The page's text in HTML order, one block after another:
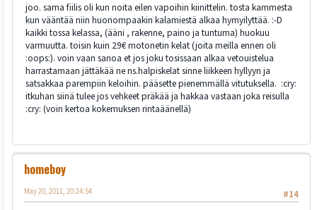
joo. sama fiilis oli kun noita eilen vapoihin kiinittelin. tosta kammesta
kun vääntää niin huonompaakin kalamiestä alkaa hymyilyttää. :-D
kaikki tossa kelassa, (ääni , rakenne, paino ja tuntuma) huokuu
varmuutta. toisin kuin 29€ motonetin kelat (joita meilla ennen oli
:oops:). voin vaan sanoa et jos joku tosissaan alkaa vetouistelua
harrastamaan jättäkää ne ns.halpiskelat sinne liikkeen hyllyyn ja
satsakkaa parempiin keloihin. pääsette pienemmällä vitutuksella. :cry:
itkuhan siinä tulee jos vehkeet präkää ja hakkaa vastaan joka reisulla
:cry: (voin kertoa kokemuksen rintaäänellä)
homeboy
#14
May 20, 2011, 20:24:54